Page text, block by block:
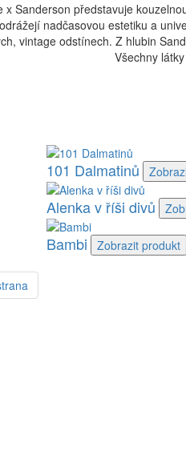
x Sanderson představuje
nadčasovou estetiku a
vintage odstínech. Z hlubin
Všechny
101 Dalmatinů
Alenka v říši divů
Bambi Zobrazit produkt